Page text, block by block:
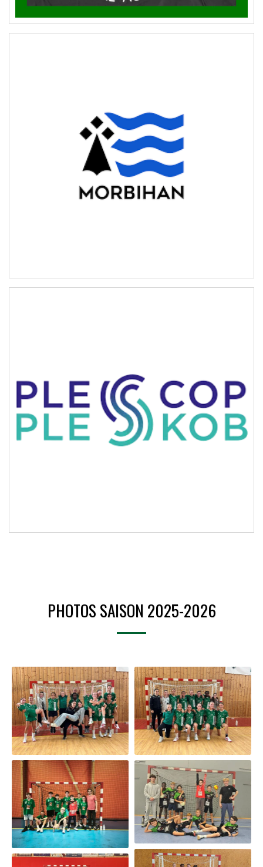
PHOTOS SAISON 2025-2026
U15F2
U13G2